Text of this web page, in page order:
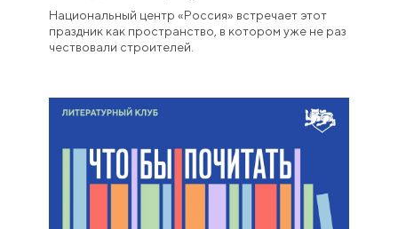
строительной отрасли
Национальный центр «Россия» встречает этот
праздник как пространство, в котором уже не раз
чествовали строителей.